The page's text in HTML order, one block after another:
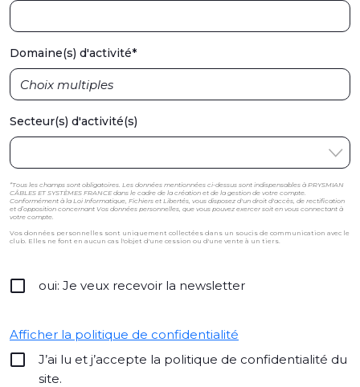
Domaine(s) d'activité*
Secteur(s) d'activité(s)
*Tous les champs sont obligatoires. Les données mentionnées ci-dessus sont indispensables à PRYSMIAN
CÂBLES ET SYSTÈMES FRANCE dans le cadre de la création et de la gestion de votre compte.
Conformément à la Loi Informatique, Fichiers et Libertés, vous disposez d'un droit d'accès, de rectification
et d’opposition concernant Vos données personnelles, que vous pouvez exercer soit en vous connectant à
votre compte.
Vos données personnelles sont uniquement collectées dans un soucis de communication avec le
club. Elles ne font en aucun cas l'objet d'une cession ou d'une vente à un tiers.
oui: Je veux recevoir la newsletter
Afficher la politique de confidentialité
J’ai lu et j’accepte la politique de confidentialité du
site.